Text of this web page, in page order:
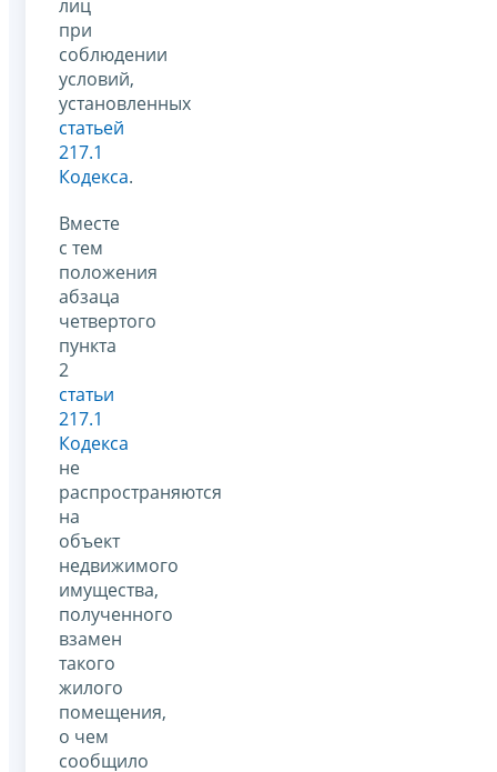
лиц
при
соблюдении
условий,
установленных
статьей
217.1
Кодекса.
Вместе
с тем
положения
абзаца
четвертого
пункта
2
статьи
217.1
Кодекса
не
распространяются
на
объект
недвижимого
имущества,
полученного
взамен
такого
жилого
помещения,
о чем
сообщило